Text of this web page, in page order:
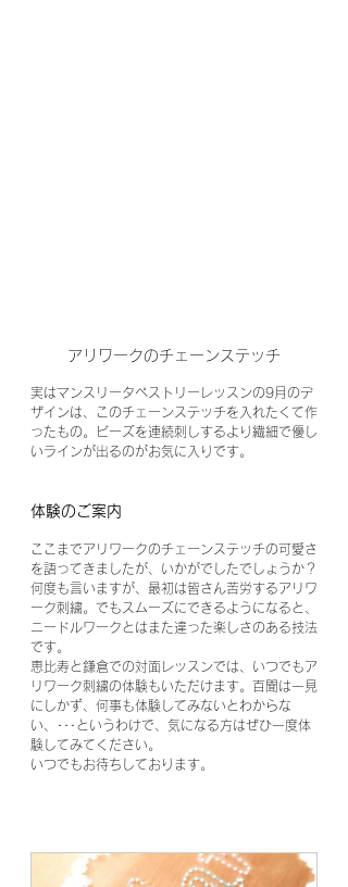
アリワークのチェーンステッチ
実はマンスリータペストリーレッスンの9月のデ
ザインは、このチェーンステッチを入れたくて作
ったもの。ビーズを連続刺しするより繊細で優し
いラインが出るのがお気に入りです。
体験のご案内
ここまでアリワークのチェーンステッチの可愛さ
を語ってきましたが、いかがでしたでしょうか？
何度も言いますが、最初は皆さん苦労するアリワ
ーク刺繍。でもスムーズにできるようになると、
ニードルワークとはまた違った楽しさのある技法
です。
恵比寿と鎌倉での対面レッスンでは、いつでもア
リワーク刺繍の体験もいただけます。百聞は一見
にしかず、何事も体験してみないとわからな
い、･･･というわけで、気になる方はぜひ一度体
験してみてください。
いつでもお待ちしております。